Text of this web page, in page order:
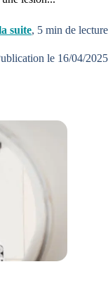
suite, 5 min de lecture
le 16/04/2025